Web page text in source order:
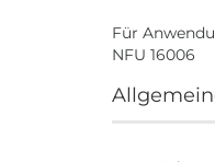
Für
NFU 16006